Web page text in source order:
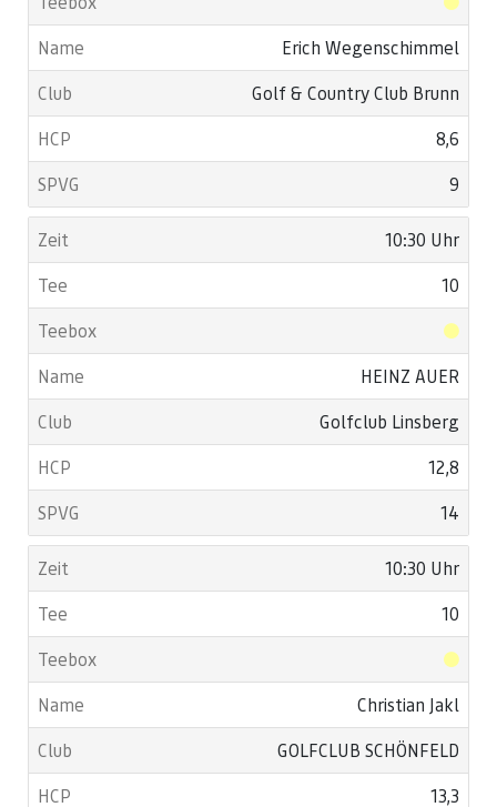
Erich Wegenschimmel
Golf & Country Club Brunn
8,6
9
10:30 Uhr
10
HEINZ AUER
Golfclub Linsberg
12,8
14
10:30 Uhr
10
Christian Jakl
GOLFCLUB SCHÖNFELD
13,3